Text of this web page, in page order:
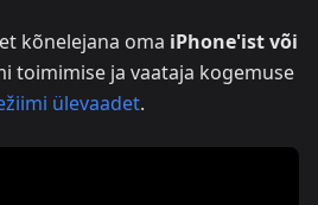
kõnelejana oma iPhone'ist või
toimimise ja vaataja kogemuse
ülevaadet.